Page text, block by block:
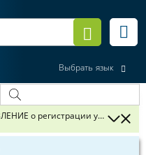
Выбрать язык
Приложение 13 ЗАЯВЛЕНИЕ о